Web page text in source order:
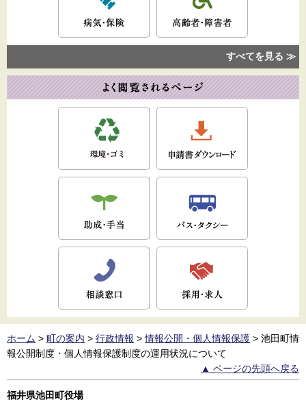
すべてを見る ≫
ホーム > 町の案内 > 行政情報 >情報公開・個人情報保護 > 池田町情
報公開制度・個人情報保護制度の運用状況について
▲ ページの先頭へ戻る
福井県池田町役場